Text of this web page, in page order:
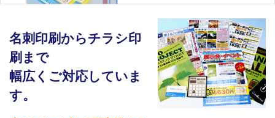
名刺印刷からチラシ印
刷まで
幅広くご対応していま
す。